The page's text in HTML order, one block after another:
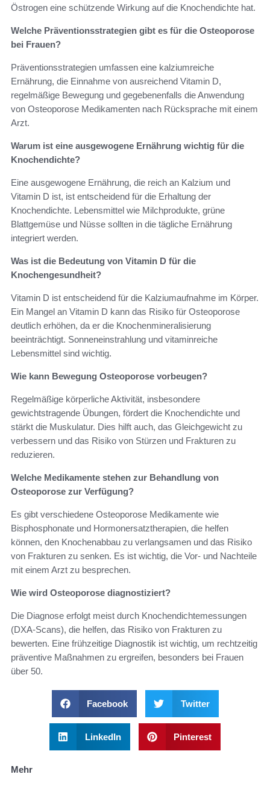
Östrogen eine schützende Wirkung auf die Knochendichte hat.
Welche Präventionsstrategien gibt es für die Osteoporose
bei Frauen?
Präventionsstrategien umfassen eine kalziumreiche
Ernährung, die Einnahme von ausreichend Vitamin D,
regelmäßige Bewegung und gegebenenfalls die Anwendung
von Osteoporose Medikamenten nach Rücksprache mit einem
Arzt.
Warum ist eine ausgewogene Ernährung wichtig für die
Knochendichte?
Eine ausgewogene Ernährung, die reich an Kalzium und
Vitamin D ist, ist entscheidend für die Erhaltung der
Knochendichte. Lebensmittel wie Milchprodukte, grüne
Blattgemüse und Nüsse sollten in die tägliche Ernährung
integriert werden.
Was ist die Bedeutung von Vitamin D für die
Knochengesundheit?
Vitamin D ist entscheidend für die Kalziumaufnahme im Körper.
Ein Mangel an Vitamin D kann das Risiko für Osteoporose
deutlich erhöhen, da er die Knochenmineralisierung
beeinträchtigt. Sonneneinstrahlung und vitaminreiche
Lebensmittel sind wichtig.
Wie kann Bewegung Osteoporose vorbeugen?
Regelmäßige körperliche Aktivität, insbesondere
gewichtstragende Übungen, fördert die Knochendichte und
stärkt die Muskulatur. Dies hilft auch, das Gleichgewicht zu
verbessern und das Risiko von Stürzen und Frakturen zu
reduzieren.
Welche Medikamente stehen zur Behandlung von
Osteoporose zur Verfügung?
Es gibt verschiedene Osteoporose Medikamente wie
Bisphosphonate und Hormonersatztherapien, die helfen
können, den Knochenabbau zu verlangsamen und das Risiko
von Frakturen zu senken. Es ist wichtig, die Vor- und Nachteile
mit einem Arzt zu besprechen.
Wie wird Osteoporose diagnostiziert?
Die Diagnose erfolgt meist durch Knochendichtemessungen
(DXA-Scans), die helfen, das Risiko von Frakturen zu
bewerten. Eine frühzeitige Diagnostik ist wichtig, um rechtzeitig
präventive Maßnahmen zu ergreifen, besonders bei Frauen
über 50.
Facebook Twitter
LinkedIn Pinterest
Mehr